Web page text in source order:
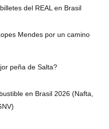
del REAL en Brasil
Mendes por un camino
peña de Salta?
en Brasil 2026 (Nafta,